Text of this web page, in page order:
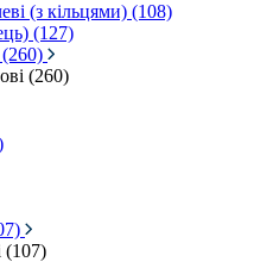
(з кільцями) (108)
(127)
(260)
(107)